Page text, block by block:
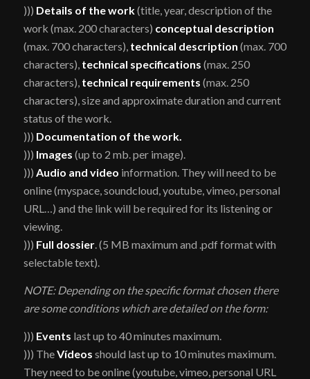
))) Details of the work(title, year, description of the
work (max. 200 characters) conceptual description
(max. 700 characters), technical description (max. 700
characters), technical specifications (max. 250
characters), technical requirements (max. 250
characters), size and approximate duration and current
status of the work.
))) Documentation of the work.
))) Images (up to 2 mb. per image).
))) Audio and video information. They will need to be
online (myspace, soundcloud, youtube, vimeo, personal
URL…) and the link will be required for its listening or
viewing.
))) Full dossier. (5 MB maximum and .pdf format with
selectable text).
NOTE: Depending on the specific format chosen there
are some conditions which are detailed on the form:
))) Events last up to 40 minutes maximum.
))) TheVídeos should last up to 10 minutes maximum.
They need to be online (youtube, vimeo, personal URL